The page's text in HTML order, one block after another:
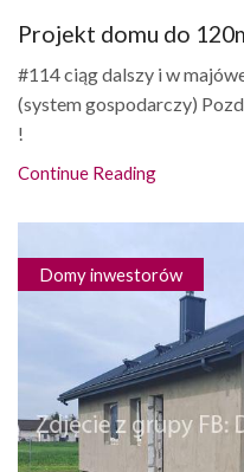
Projekt domu do
#114 ciąg dalszy i w
(system gospodarczy)
!
Continue Reading
Domy inwestorów